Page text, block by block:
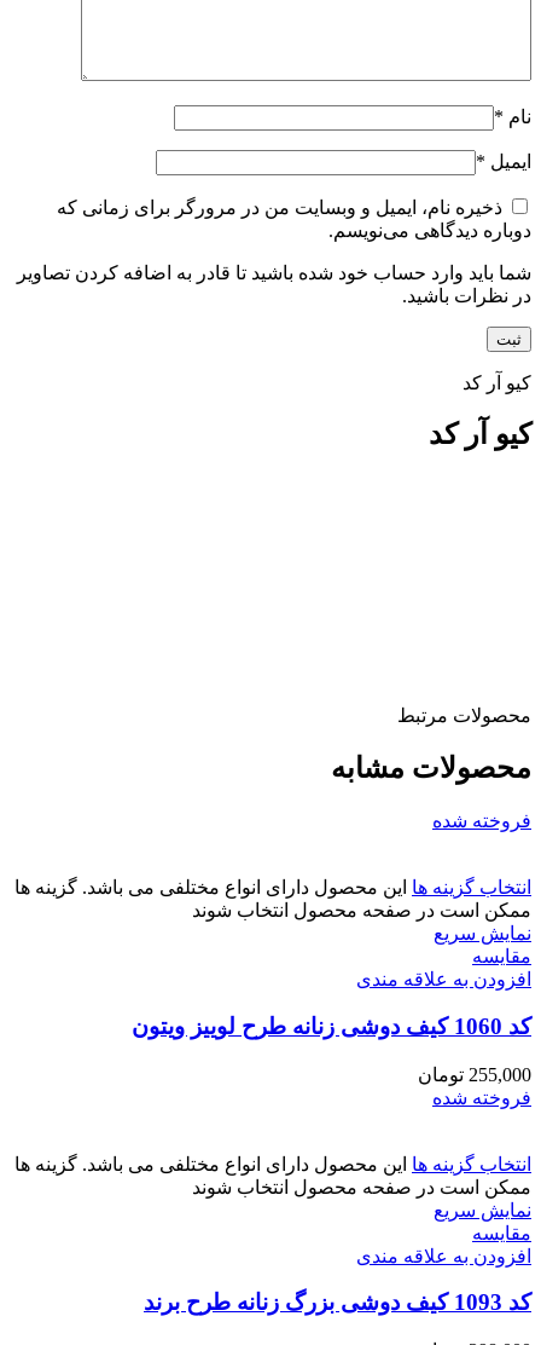
نام *
ایمیل *
ذخیره نام، ایمیل و وبسایت من در مرورگر برای زمانی که
دوباره دیدگاهی می‌نویسم.
شما باید وارد حساب خود شده باشید تا قادر به اضافه کردن تصاویر
در نظرات باشید.
کیو آر کد
کیو آر کد
محصولات مرتبط
محصولات مشابه
فروخته شده
انتخاب گزینه ها این محصول دارای انواع مختلفی می باشد. گزینه ها
ممکن است در صفحه محصول انتخاب شوند
نمایش سریع
مقايسه
افزودن به علاقه مندی
کد 1060 کیف دوشی زنانه طرح لوییز ویتون
255,000 تومان
فروخته شده
انتخاب گزینه ها این محصول دارای انواع مختلفی می باشد. گزینه ها
ممکن است در صفحه محصول انتخاب شوند
نمایش سریع
مقايسه
افزودن به علاقه مندی
کد 1093 کیف دوشی بزرگ زنانه طرح برند